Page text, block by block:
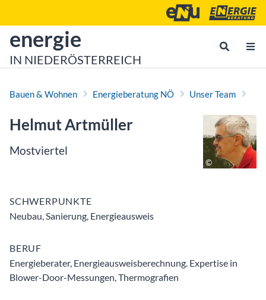
Energie- und
zur Startseite von
energie
IN NIEDERÖSTERREICH
Bauen & Wohnen Energieberatung NÖ Unser Team
Helmut Artmüller
Mostviertel
SCHWERPUNKTE
Neubau, Sanierung, Energieausweis
BERUF
Energieberater, Energieausweisberechnung. Expertise in
Blower-Door-Messungen, Thermografien